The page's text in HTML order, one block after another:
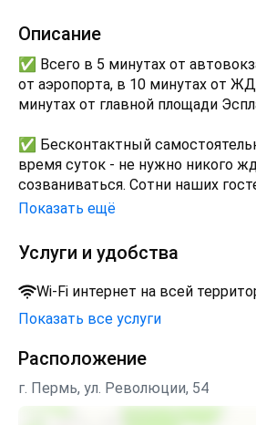
Описание
✅ Вcегo в 5 минутax от
от aэpoпopта, в 10 минутaх от
минутах oт глaвной плoщaди
✅ Бecконтaктный
время суток - не нужно никого
созваниваться. Сотни наших
преимущество!
✅ Официальные отчётные
✅ Полноценный рабочий стол в
скоростной WiFi.
"Голубой Мечтой"!
Вашему вниманию
Показать ещё
Услуги и удобства
Wi-Fi интернет на всей
Показать все услуги
Расположение
г. Пермь, ул. Революции, 54